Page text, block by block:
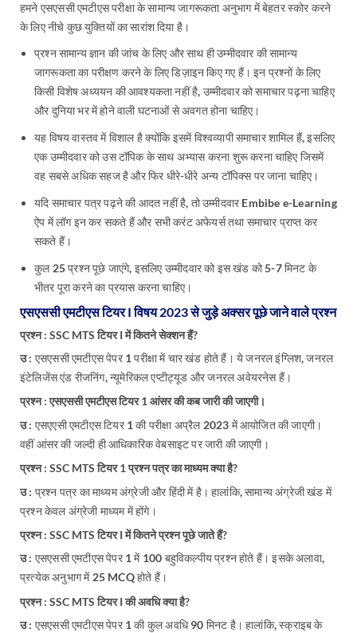
हमने एसएससी एमटीएस परीक्षा के सामान्य जागरूकता अनुभाग में बेहतर स्कोर करने
के लिए नीचे कुछ युक्तियों का सारांश दिया है।
प्रश्न सामान्य ज्ञान की जांच के लिए और साथ ही उम्मीदवार की सामान्य
जागरूकता का परीक्षण करने के लिए डिज़ाइन किए गए हैं। इन प्रश्नों के लिए
किसी विशेष अध्ययन की आवश्यकता नहीं है, उम्मीदवार को समाचार पढ़ना चाहिए
और दुनिया भर में होने वाली घटनाओं से अवगत होना चाहिए।
यह विषय वास्तव में विशाल है क्योंकि इसमें विश्वव्यापी समाचार शामिल हैं, इसलिए
एक उम्मीदवार को उस टॉपिक के साथ अभ्यास करना शुरू करना चाहिए जिसमें
वह सबसे अधिक सहज है और फिर धीरे-धीरे अन्य टॉपिक्स पर जाना चाहिए।
यदि समाचार पत्र पढ़ने की आदत नहीं है, तो उम्मीदवार Embibe e-Learning
ऐप में लॉग इन कर सकते हैं और सभी करंट अफेयर्स तथा समाचार प्राप्त कर
सकते हैं।
कुल 25 प्रश्न पूछे जाएंगे, इसलिए उम्मीदवार को इस खंड को 5-7 मिनट के
भीतर पूरा करने का प्रयास करना चाहिए।
एसएससी एमटीएस टियर I विषय 2023 से जुड़े अक्सर पूछे जाने वाले प्रश्न
प्रश्न : SSC MTS टियर I में कितने सेक्शन हैं?
उ : एसएससी एमटीएस पेपर 1 परीक्षा में चार खंड होते हैं। ये जनरल इंग्लिश, जनरल
इंटेलिजेंस एंड रीजनिंग, न्यूमेरिकल एप्टीट्यूड और जनरल अवेयरनेस हैं।
प्रश्न : एसएससी एमटीएस टियर 1 आंसर की कब जारी की जाएगी।
उ : एसएएसी एमटीएस टियर 1 की परीक्षा अप्रैल 2023 में आयोजित की जाएगी।
वहीं आंसर की जल्दी ही आधिकारिक वेबसाइट पर जारी की जाएगी।
प्रश्न : SSC MTS टियर 1 प्रश्न पत्र का माध्यम क्या है?
उ : प्रश्न पत्र का माध्यम अंग्रेजी और हिंदी में है। हालांकि, सामान्य अंग्रेजी खंड में
प्रश्न केवल अंग्रेजी माध्यम में होंगे।
प्रश्न : SSC MTS टियर I में कितने प्रश्न पूछे जाते हैं?
उ : एसएससी एमटीएस पेपर 1 में 100 बहुविकल्पीय प्रश्न होते हैं। इसके अलावा,
प्रत्येक अनुभाग में 25 MCQ होते हैं।
प्रश्न : SSC MTS टियर I की अवधि क्या है?
उ : एसएससी एमटीएस पेपर 1 की कुल अवधि 90 मिनट है। हालांकि, स्क्राइब के